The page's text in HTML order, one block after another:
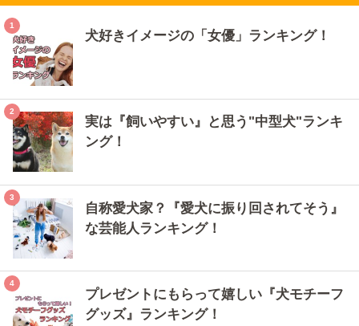
犬好きイメージの「女優」ランキング！
実は『飼いやすい』と思う"中型犬"ランキ
ング！
自称愛犬家？『愛犬に振り回されてそう』
な芸能人ランキング！
プレゼントにもらって嬉しい『犬モチーフ
グッズ』ランキング！